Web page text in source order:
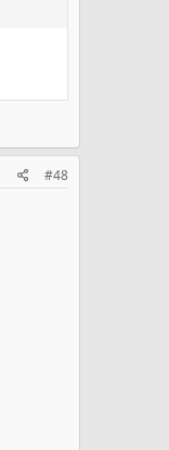
#48